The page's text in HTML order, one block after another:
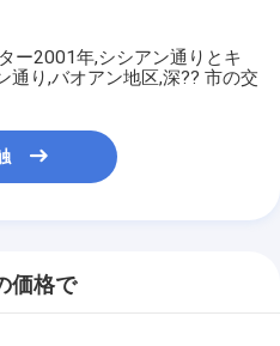
ー2001年,シシアン通りとキ
通り,バオアン地区,深?? 市の交
価格で